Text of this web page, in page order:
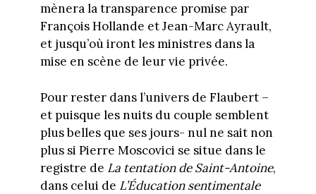
mènera la transparence promise par
François Hollande et Jean-Marc Ayrault,
et jusqu’où iront les ministres dans la
mise en scène de leur vie privée.
Pour rester dans l’univers de Flaubert –
et puisque les nuits du couple semblent
plus belles que ses jours- nul ne sait non
plus si Pierre Moscovici se situe dans le
registre de La tentation de Saint-Antoine,
dans celui de L’Éducation sentimentale